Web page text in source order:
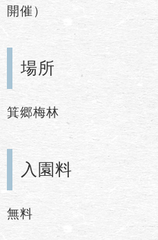
開催）
場所
箕郷梅林
入園料
無料